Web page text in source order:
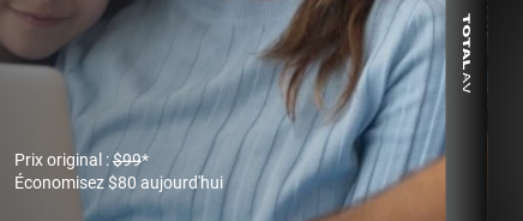
Prix original :$99*
Économisez$80 aujourd'hui